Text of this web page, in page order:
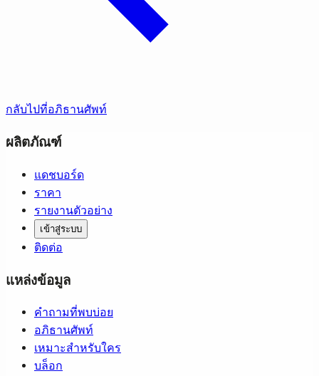
กลับไปที่อภิธานศัพท์
ผลิตภัณฑ์
แดชบอร์ด
ราคา
รายงานตัวอย่าง
เข้าสู่ระบบ
ติดต่อ
แหล่งข้อมูล
คำถามที่พบบ่อย
อภิธานศัพท์
เหมาะสำหรับใคร
บล็อก